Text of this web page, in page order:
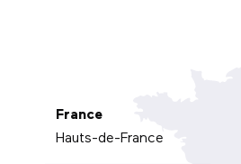
France
Hauts-de-France